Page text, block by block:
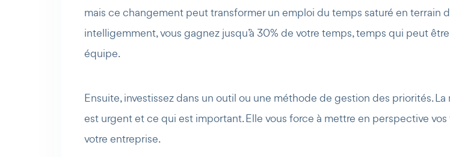
mais ce changement peut transformer un emploi du temps saturé en terrain
intelligemment, vous gagnez jusqu’à 30% de votre temps, temps qui peut
équipe.
Ensuite, investissez dans un outil ou une méthode de gestion des priorités.
est urgent et ce qui est important. Elle vous force à mettre en perspective
votre entreprise.